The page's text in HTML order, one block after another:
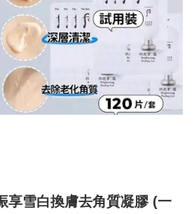
享雪白換膚去角質凝膠 (一